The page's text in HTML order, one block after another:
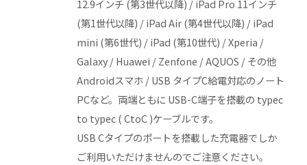
12.9インチ (第3世代以降) / iPad Pro 11インチ
(第1世代以降) / iPad Air (第4世代以降) / iPad
mini (第6世代) / iPad (第10世代) / Xperia /
Galaxy / Huawei / Zenfone / AQUOS / その他
Androidスマホ / USB タイプC給電対応のノート
PCなど。両端ともに USB-C端子を搭載の typec
to typec ( CtoC )ケーブルです。
USB Cタイプのポートを搭載した充電器でしか
ご利用いただけませんのでご注意ください。